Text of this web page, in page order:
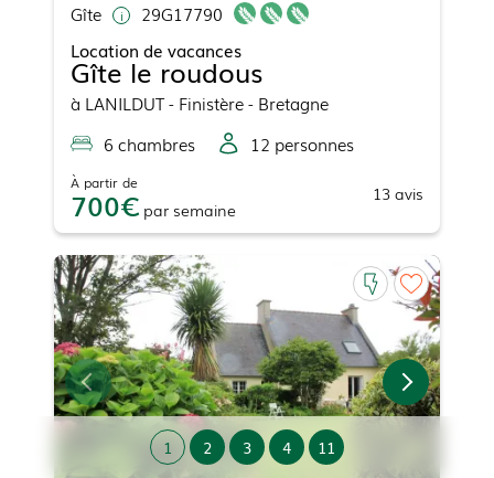
Gîte
29G17790
Location de vacances
Gîte le roudous
à LANILDUT- Finistère - Bretagne
6 chambres 12 personnes
À partir de
700 par semaine
13 avis
1 2 3 4 11